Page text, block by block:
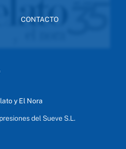
CONTACTO
y El Nora
del Sueve S.L.